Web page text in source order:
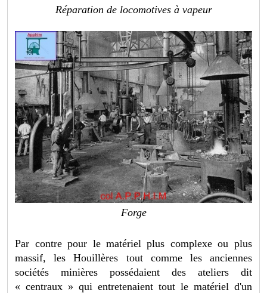
Réparation de locomotives à vapeur
Forge
Par contre pour le matériel plus complexe ou plus
massif, les Houillères tout comme les anciennes
sociétés minières possédaient des ateliers dit
« centraux » qui entretenaient tout le matériel d'un